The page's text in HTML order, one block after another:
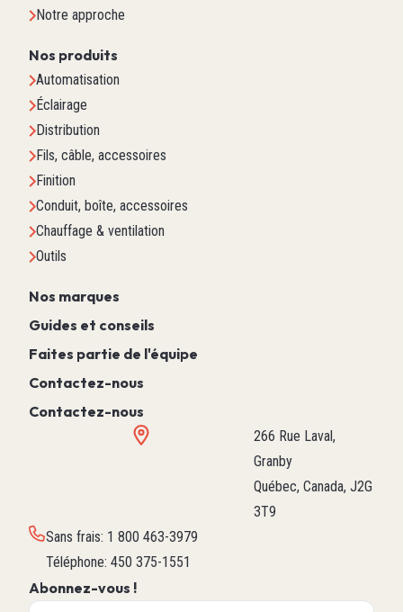
Notre approche
Nos produits
Automatisation
Éclairage
Distribution
Fils, câble, accessoires
Finition
Conduit, boîte, accessoires
Chauffage & ventilation
Outils
Nos marques
Guides et conseils
Faites partie de l'équipe
Contactez-nous
Contactez-nous
266 Rue Laval,
Granby
Québec, Canada, J2G
3T9
Sans frais: 1 800 463-3979
Téléphone: 450 375-1551
Abonnez-vous !